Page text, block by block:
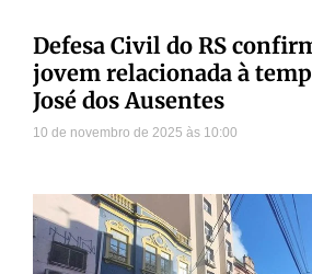
Defesa Civil do RS
jovem relacionada à
José dos Ausentes
10 de novembro de 2025 10:00